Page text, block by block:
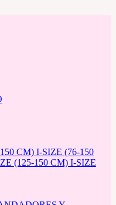
CM) I-SIZE (76-150
(125-150 CM) I-SIZE